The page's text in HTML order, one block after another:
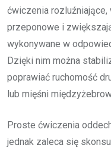
ćwiczenia rozluźniające,
przeponowe i
wykonywane w
Dzięki nim można
poprawiać ruchomość
lub mięśni
Proste ćwiczenia
jednak zaleca się